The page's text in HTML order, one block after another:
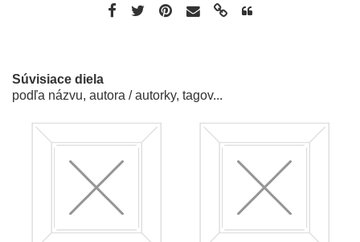
Súvisiace diela
podľa názvu, autora / autorky, tagov...